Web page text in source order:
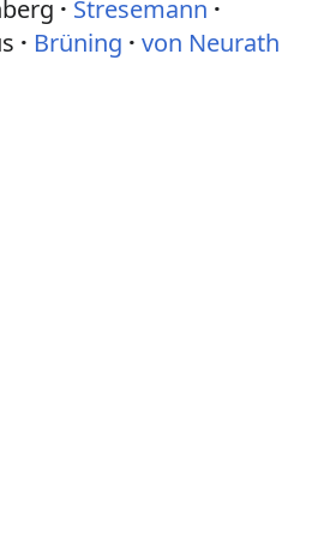
Stresemann
Brüning von Neurath